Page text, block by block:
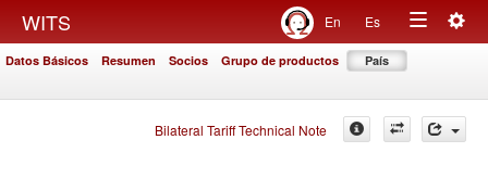
WITS En Es
Toggle
Datos Básicos Resumen Socios Grupo de productos País
Bilateral Tariff Technical Note